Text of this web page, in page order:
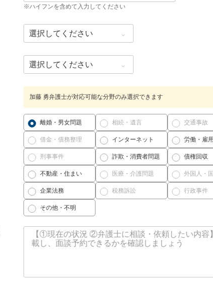
※ハイフンを含めて入力してください
加藤 勇弁護士が対応可能な分野のみ選択できます
離婚・男女問題 相続・遺言 交通事故
借金・債務整理 インターネット 労働・雇
刑事事件 詐欺・消費者問題 債権回収
不動産・住まい 医療・介護問題 外国人・
企業法務 税務訴訟 行政事件
その他・不明